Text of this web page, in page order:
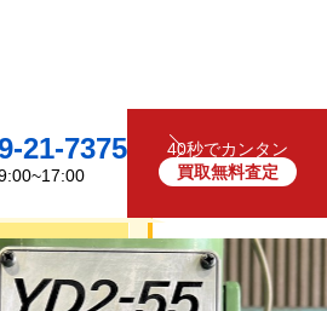
21-7375
40秒でカンタン
買取無料査定
て
無料